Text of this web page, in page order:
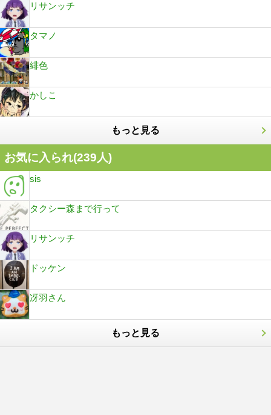
リサンッチ
タマノ
緋色
かしこ
もっと見る
お気に入られ(239人)
sis
タクシー森まで行って
リサンッチ
ドッケン
冴羽さん
もっと見る